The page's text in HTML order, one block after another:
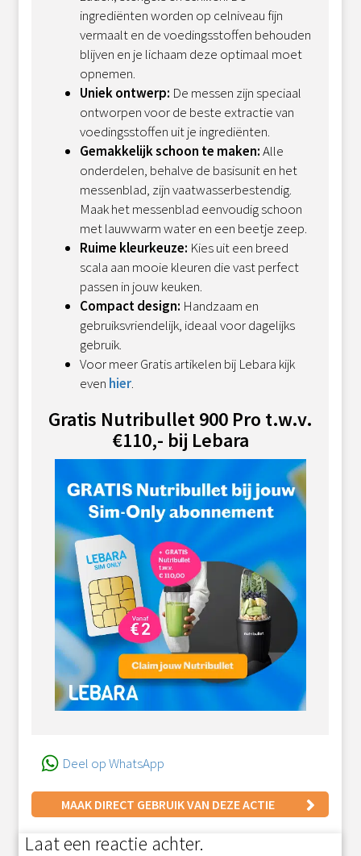
ingrediënten worden op celniveau fijn
vermaalt en de voedingsstoffen behouden
blijven en je lichaam deze optimaal moet
opnemen.
Uniek ontwerp: De messen zijn speciaal
ontworpen voor de beste extractie van
voedingsstoffen uit je ingrediënten.
Gemakkelijk schoon te maken:Alle
onderdelen, behalve de basisunit en het
messenblad, zijn vaatwasserbestendig.
Maak het messenblad eenvoudig schoon
met lauwwarm water en een beetje zeep.
Ruime kleurkeuze: Kies uit een breed
scala aan mooie kleuren die vast perfect
passen in jouw keuken.
Compact design: Handzaam en
gebruiksvriendelijk, ideaal voor dagelijks
gebruik.
Voor meer Gratis artikelen bij Lebara kijk
even hier.
Gratis Nutribullet 900 Pro t.w.v.
€110,- bij Lebara
Deel op WhatsApp
MAAK DIRECT GEBRUIK VAN DEZE ACTIE
Laat een reactie achter.